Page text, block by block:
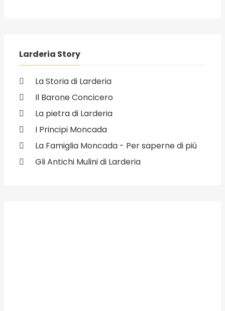
Larderia Story
La Storia di Larderia
Il Barone Concicero
La pietra di Larderia
I Principi Moncada
La Famiglia Moncada - Per saperne di più
Gli Antichi Mulini di Larderia